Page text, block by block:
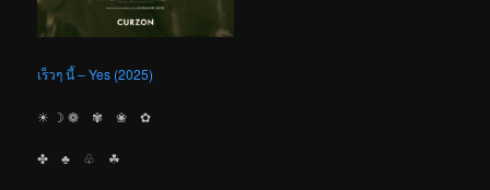
เร็วๆ นี้ – Yes (2025)
☀︎ ☽ ❁ ✾ ❀ ✿
✤ ♣︎ ♧ ☘︎